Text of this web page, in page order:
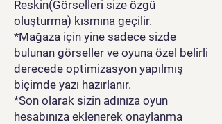
Reskin(Görselleri size özgü
oluşturma) kısmına geçilir.
*Mağaza için yine sadece sizde
bulunan görseller ve oyuna özel belirli
derecede optimizasyon yapılmış
biçimde yazı hazırlanır.
*Son olarak sizin adınıza oyun
hesabınıza eklenerek onaylanma